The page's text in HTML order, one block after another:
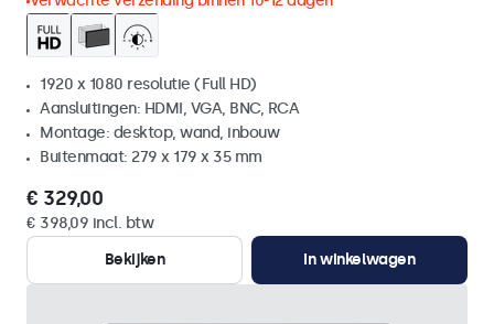
1920 x 1080 resolutie (Full HD)
Aansluitingen: HDMI, VGA, BNC, RCA
Montage: desktop, wand, inbouw
Buitenmaat: 279 x 179 x 35 mm
€ 329,00
€ 398,09 incl. btw
Bekijken
In winkelwagen